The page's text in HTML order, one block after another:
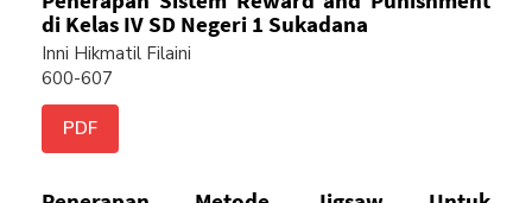
di Kelas IV SD Negeri 1 Sukadana
Inni Hikmatil Filaini
600-607
PDF